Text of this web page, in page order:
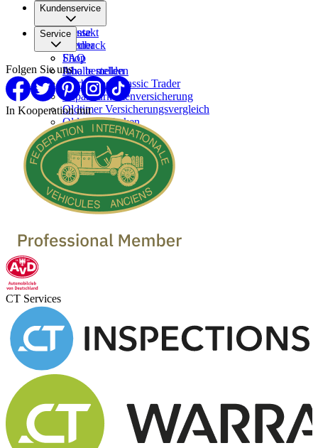
Über uns
Karriere
Presse
Partner
Kundenservice
Kontakt
Feedback
FAQ
Inhalte melden
Service
Shop
Abo bestellen
Werben bei Classic Trader
Reparaturkostenversicherung
Oldtimer Versicherungsvergleich
Oldtimer Marken
Oldtimer verkaufen
Oldtimer Händler
Oldtimer Garagen
Folgen Sie uns
In Kooperation mit
CT Services